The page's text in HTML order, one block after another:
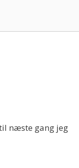
næste gang jeg